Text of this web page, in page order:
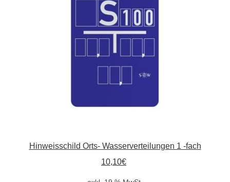
Hinweisschild Orts- Wasserverteilungen 1 -fach
10,10€